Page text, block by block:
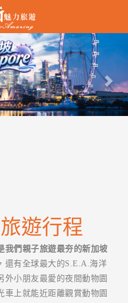
遊行程
我們親子旅遊最夯的新加坡
還有全球最大的S.E.A.海洋
外小朋友最愛的夜間動物園
車上就能近距離觀賞動物園